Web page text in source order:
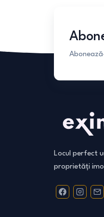
Locul perfect
proprietăți